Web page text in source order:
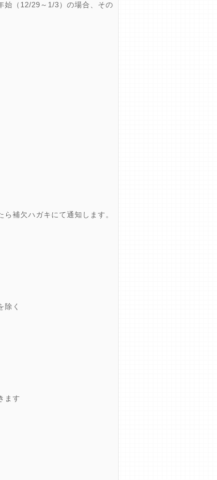
始（12/29～1/3）の場合、その
補欠ハガキにて通知します。
除く
ます